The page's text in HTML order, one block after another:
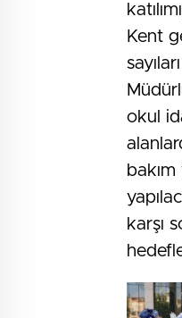
Kent
okul
karşı